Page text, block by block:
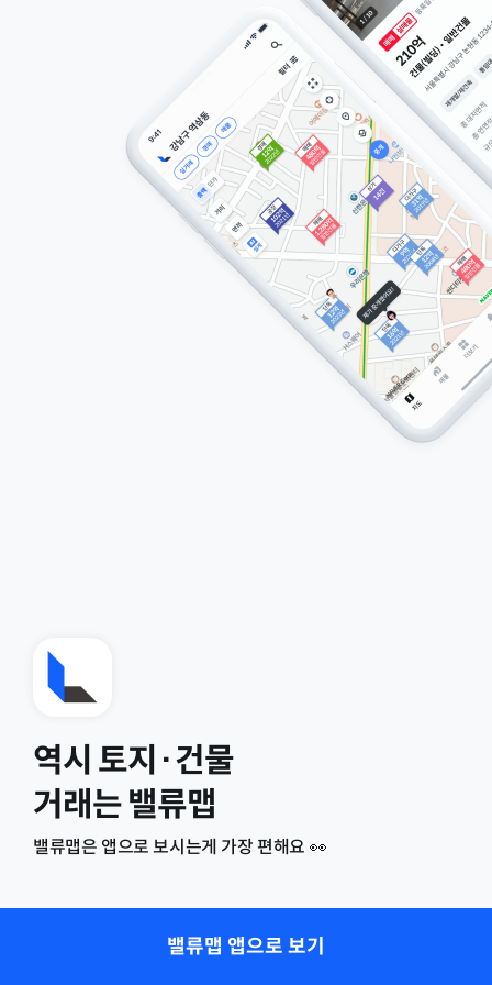
역시 토지·건물
거래는 밸류맵
밸류맵은 앱으로 보시는게 가장 편해요 👀
밸류맵 앱으로 보기